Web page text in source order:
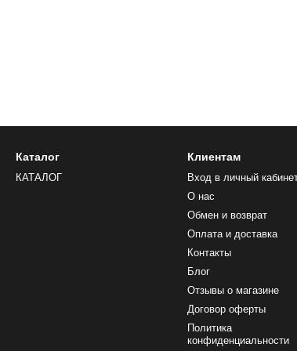
Каталог
КАТАЛОГ
Клиентам
Вход в личный
О нас
Обмен и возврат
Оплата и доставка
Контакты
Блог
Отзывы о магазине
Договор оферты
Политика
конфиденциальности